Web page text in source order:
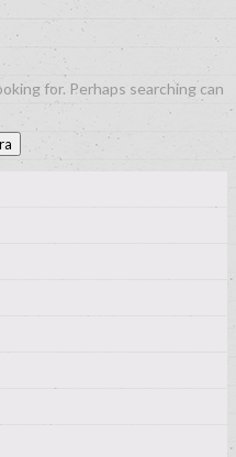
for. Perhaps searching can